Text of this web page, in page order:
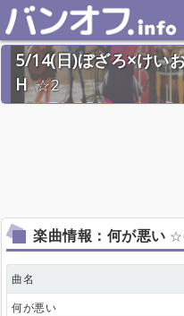
5/14(日)ぼざろ×けい
H
2
楽曲情報：何が悪い
曲名
何が悪い